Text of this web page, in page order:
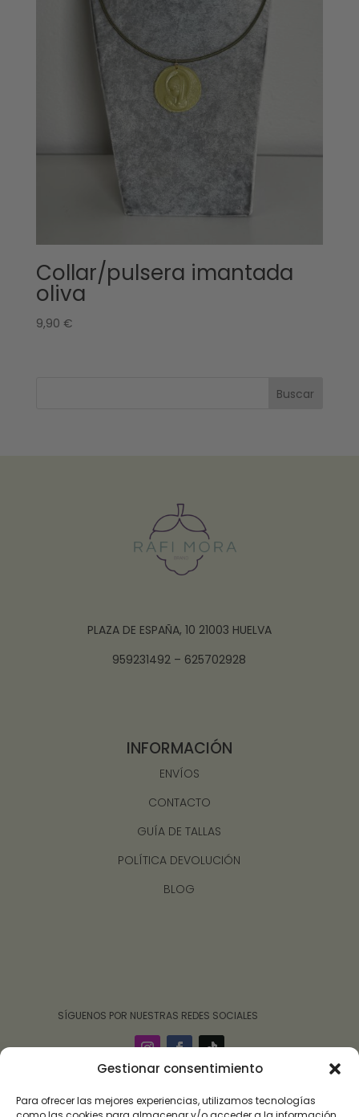
Gestionar consentimiento
Para ofrecer las mejores experiencias, utilizamos tecnologías
Collar/pulsera imantada
oliva
9,90 €
Buscar
PLAZA DE ESPAÑA, 10 21003 HUELVA
959231492 – 625702928
INFORMACIÓN
ENVÍOS
CONTACTO
GUÍA DE TALLAS
POLÍTICA DEVOLUCIÓN
BLOG
‎ ‎ ‎ ‎ ‎ ‎‎ ‎ SÍGUENOS POR NUESTRAS REDES SOCIALES